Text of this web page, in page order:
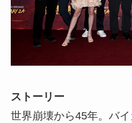
ストーリー
世界崩壊から45年。バイ